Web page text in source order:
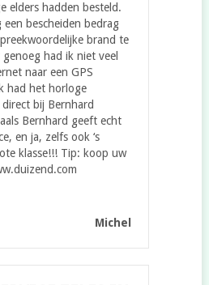
elders hadden besteld.
een bescheiden bedrag
brand te
genoeg had ik niet veel
naar een GPS
had het horloge
bij Bernhard
Bernhard geeft echt
en ja, zelfs ook ‘s
klasse!!! Tip: koop uw
Michel